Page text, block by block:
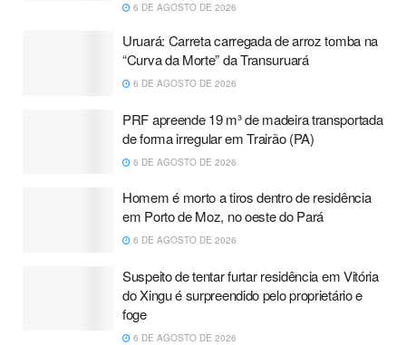
6 DE AGOSTO DE 2026
Uruará: Carreta carregada de arroz tomba na
“Curva da Morte” da Transuruará
6 DE AGOSTO DE 2026
PRF apreende 19 m³ de madeira transportada
de forma irregular em Trairão (PA)
6 DE AGOSTO DE 2026
Homem é morto a tiros dentro de residência
em Porto de Moz, no oeste do Pará
6 DE AGOSTO DE 2026
Suspeito de tentar furtar residência em Vitória
do Xingu é surpreendido pelo proprietário e
foge
6 DE AGOSTO DE 2026